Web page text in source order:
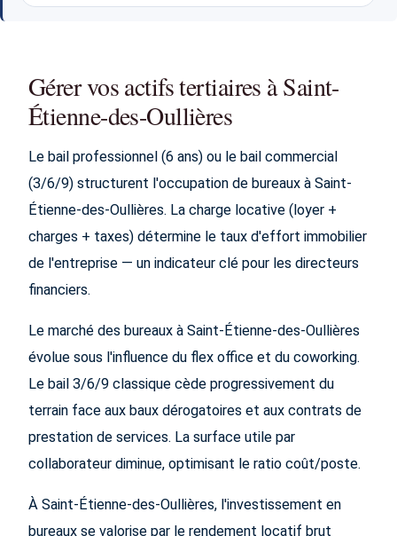
Gérer vos actifs tertiaires à Saint-
Étienne-des-Oullières
Le bail professionnel (6 ans) ou le bail commercial
(3/6/9) structurent l'occupation de bureaux à Saint-
Étienne-des-Oullières. La charge locative (loyer +
charges + taxes) détermine le taux d'effort immobilier
de l'entreprise — un indicateur clé pour les directeurs
financiers.
Le marché des bureaux à Saint-Étienne-des-Oullières
évolue sous l'influence du flex office et du coworking.
Le bail 3/6/9 classique cède progressivement du
terrain face aux baux dérogatoires et aux contrats de
prestation de services. La surface utile par
collaborateur diminue, optimisant le ratio coût/poste.
À Saint-Étienne-des-Oullières, l'investissement en
bureaux se valorise par le rendement locatif brut